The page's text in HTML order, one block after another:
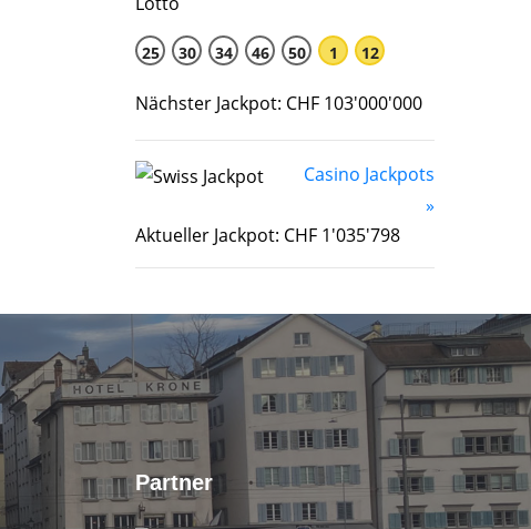
25 30 34 46 50 1 12
Nächster Jackpot: CHF 103'000'000
Casino Jackpots
»
Aktueller Jackpot: CHF 1'035'798
Partner